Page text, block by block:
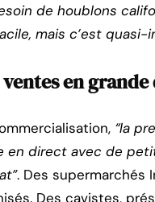
de houblons
mais c’est
ventes en
“la
en direct avec de
. Des supermarchés
Des cavistes,